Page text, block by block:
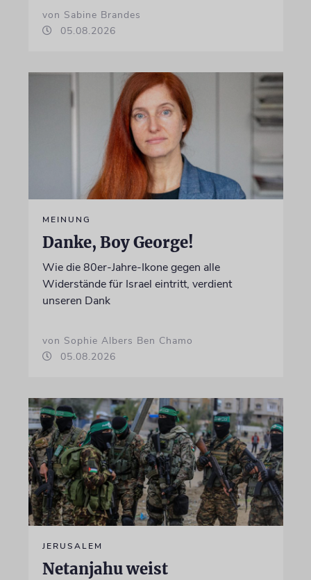
von Sabine Brandes
05.08.2026
MEINUNG
Danke, Boy George!
Wie die 80er-Jahre-Ikone gegen alle
Widerstände für Israel eintritt, verdient
unseren Dank
von Sophie Albers Ben Chamo
05.08.2026
JERUSALEM
Netanjahu weist